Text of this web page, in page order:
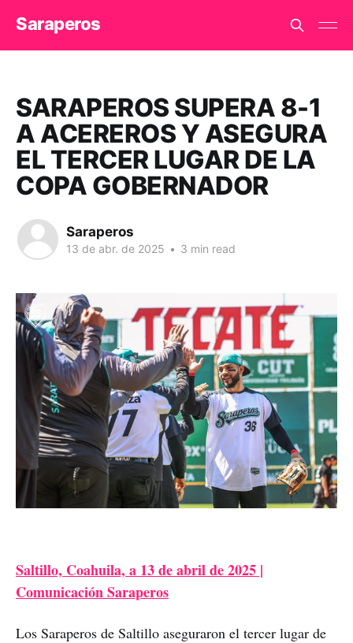
Saraperos
SARAPEROS SUPERA 8-1
A ACEREROS Y ASEGURA
EL TERCER LUGAR DE LA
COPA GOBERNADOR
Saraperos
13 de abr. de 2025 • 3 min read
Saltillo, Coahuila, a 13 de abril de 2025 |
Comunicación Saraperos
Los Saraperos de Saltillo aseguraron el tercer lugar de